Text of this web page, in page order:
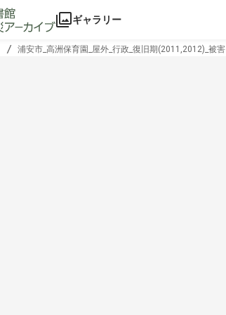
ギャラリー
浦安市_高洲保育園_屋外_行政_復旧期(2011,2012)_被害